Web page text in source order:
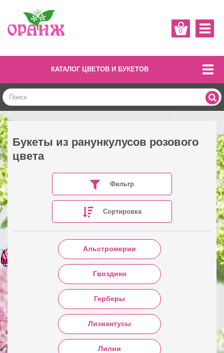
0
КАТАЛОГ ЦВЕТОВ И БУКЕТОВ
Букеты из ранункулусов розового
цвета
Фильтр
Сортировка
Альстромерии
Гвоздики
Герберы
Лизиантусы
Лилии